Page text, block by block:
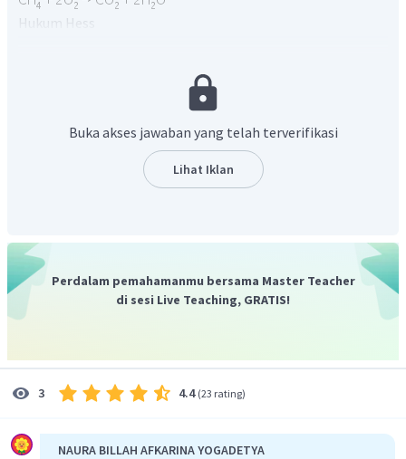
Hukum Hess
Menentukan kalor pemanasan air
Menentukan massa metana
Buka akses jawaban yang telah terverifikasi
Lihat Iklan
Perdalam pemahamanmu bersama Master Teacher
di sesi Live Teaching, GRATIS!
3 4.4 (23 rating)
NAURA BILLAH AFKARINA YOGADETYA